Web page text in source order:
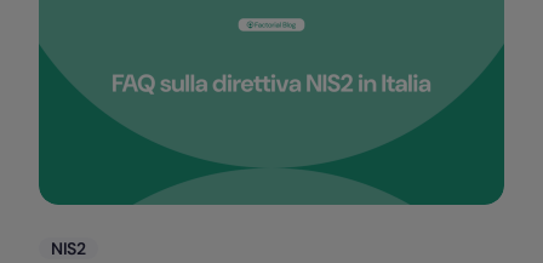
Categorie
NIS2